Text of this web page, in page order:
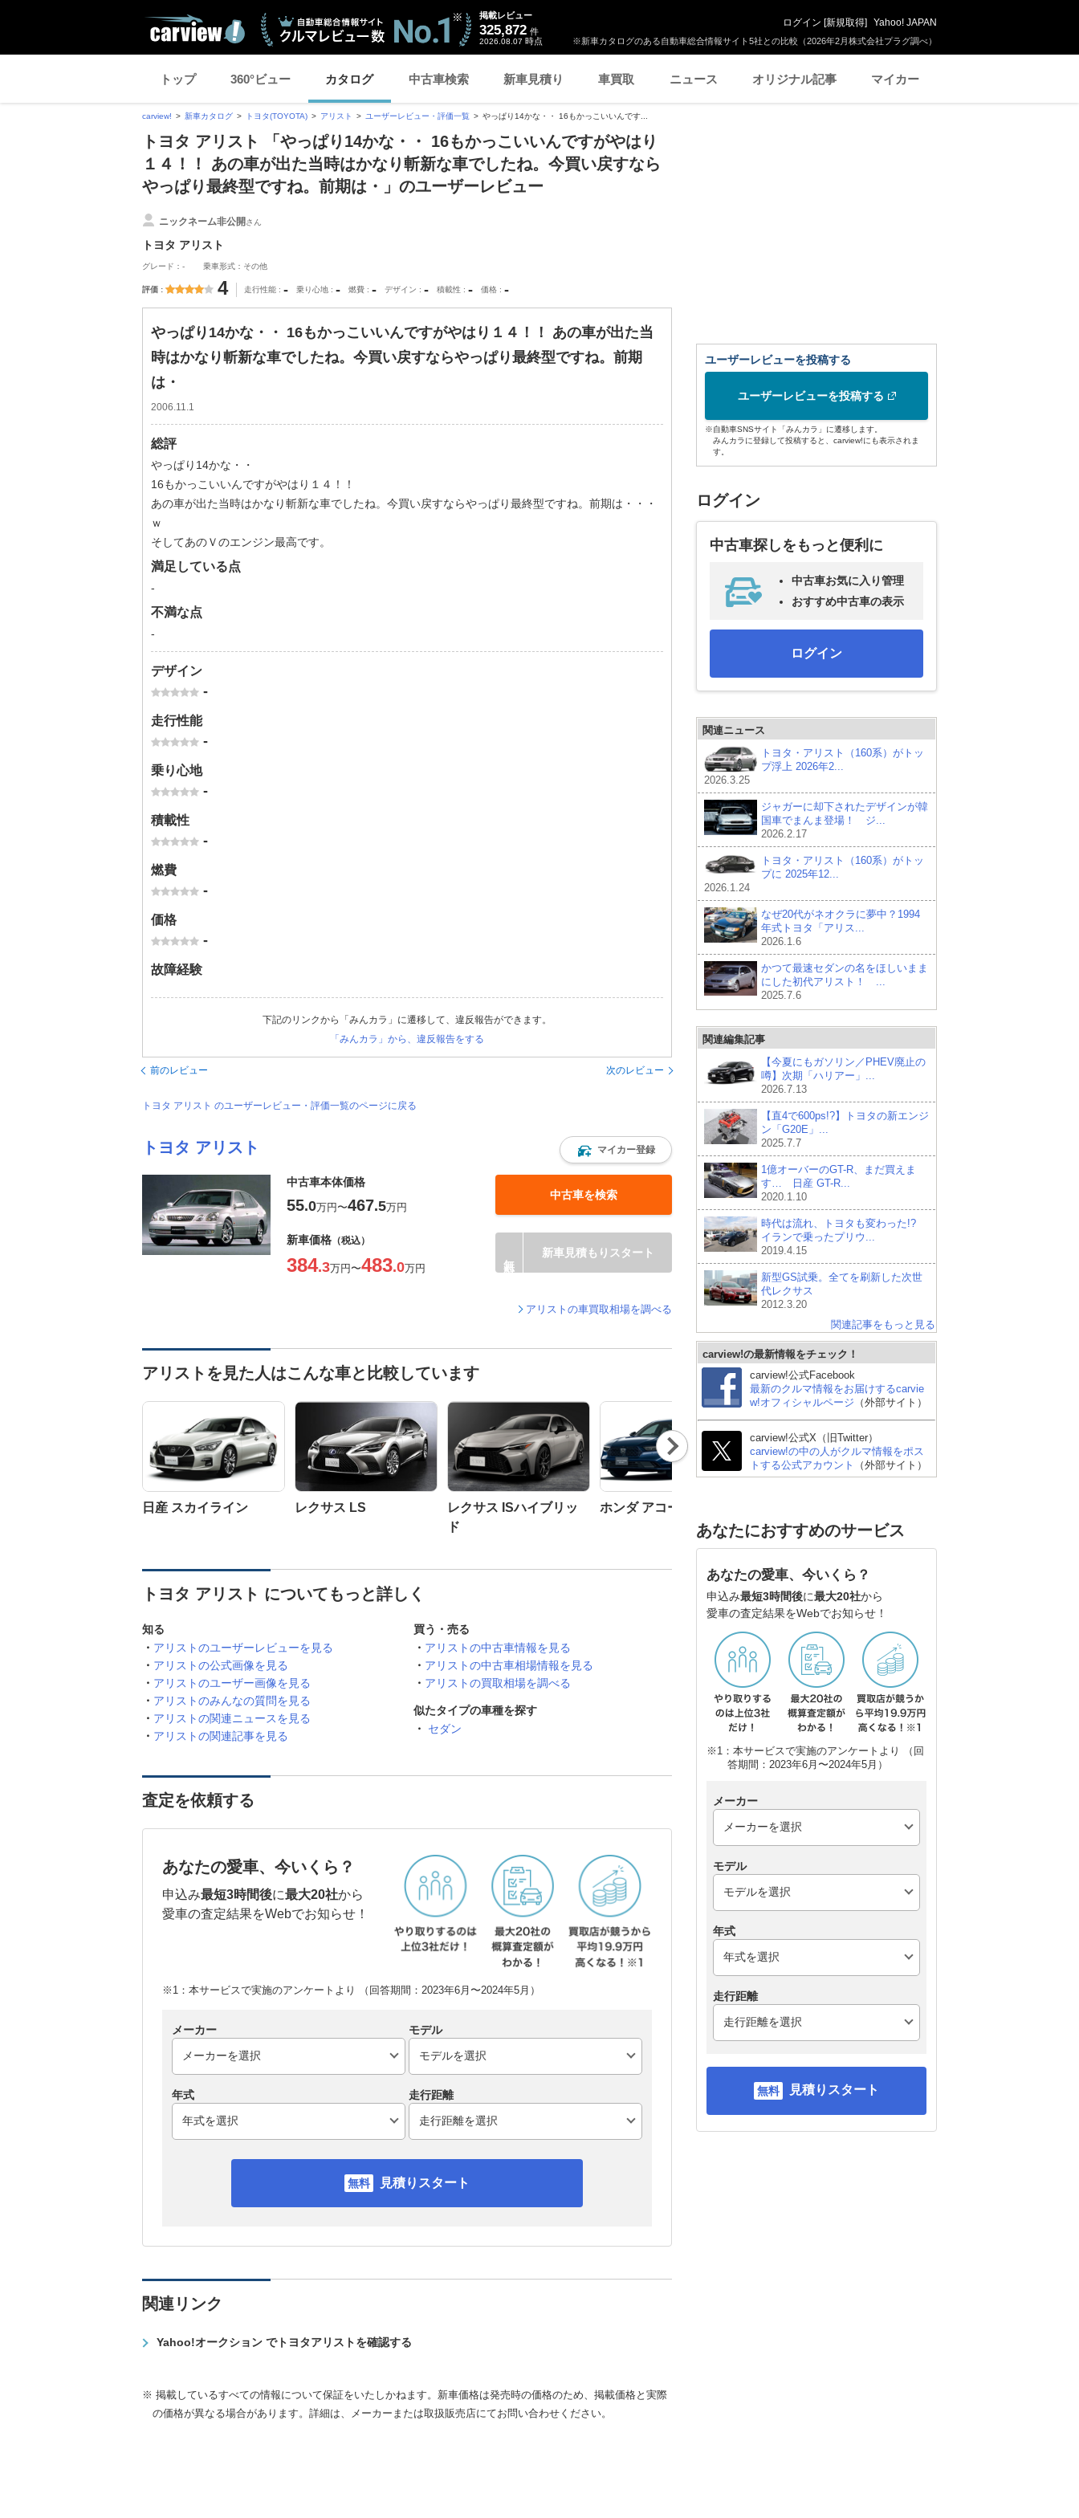
※新車カタログのある自動車総合情報サイト5社との比較（2026年2月株式会社プラグ調べ）
掲載レビュー
325,872 件
2026.08.07 時点
ログイン [新規取得] Yahoo! JAPAN
トップ 360°ビュー カタログ 中古車検索 新車見積り 車買取 ニュース オリジナル記事 マイカー
carview! 新車カタログ トヨタ(TOYOTA) アリスト ユーザーレビュー・評価一覧 やっぱり14かな・・ 16もかっこいいんです...
トヨタ アリスト 「やっぱり14かな・・ 16もかっこいいんですがやはり
１４！！ あの車が出た当時はかなり斬新な車でしたね。今買い戻すなら
やっぱり最終型ですね。前期は・」のユーザーレビュー
ニックネーム非公開さん
トヨタ アリスト
グレード：- 乗車形式：その他
評価 4 走行性能 - 乗り心地 - 燃費 - デザイン - 積載性 - 価格 -
やっぱり14かな・・ 16もかっこいいんですがやはり１４！！ あの車が出た当
時はかなり斬新な車でしたね。今買い戻すならやっぱり最終型ですね。前期
は・
2006.11.1
総評
やっぱり14かな・・
16もかっこいいんですがやはり１４！！
あの車が出た当時はかなり斬新な車でしたね。今買い戻すならやっぱり最終型ですね。前期は・・・
ｗ
そしてあのＶのエンジン最高です。
満足している点
-
不満な点
-
デザイン
-
走行性能
-
乗り心地
-
積載性
-
燃費
-
価格
-
故障経験
下記のリンクから「みんカラ」に遷移して、違反報告ができます。
「みんカラ」から、違反報告をする
前のレビュー 次のレビュー
トヨタ アリスト のユーザーレビュー・評価一覧のページに戻る
トヨタ アリスト マイカー登録
中古車本体価格
55.0万円〜467.5万円
中古車を検索
新車価格 （税込）
384.3万円〜483.0万円
新車見積もりスタート
アリストの車買取相場を調べる
アリストを見た人はこんな車と比較しています
日産 スカイライン レクサス LS
レクサス ISハイブリッ
ド
ホンダ アコード
Nex
t
トヨタ アリスト についてもっと詳しく
知る
アリストのユーザーレビューを見る
アリストの公式画像を見る
アリストのユーザー画像を見る
アリストのみんなの質問を見る
アリストの関連ニュースを見る
アリストの関連記事を見る
買う・売る
アリストの中古車情報を見る
アリストの中古車相場情報を見る
アリストの買取相場を調べる
似たタイプの車種を探す
セダン
査定を依頼する
あなたの愛車、今いくら？
申込み最短3時間後に最大20社から
愛車の査定結果をWebでお知らせ！
※1：本サービスで実施のアンケートより （回答期間：2023年6月〜2024年5月）
メーカー モデル
年式 走行距離
見積りスタート
関連リンク
Yahoo!オークション でトヨタアリストを確認する
※ 掲載しているすべての情報について保証をいたしかねます。新車価格は発売時の価格のため、掲載価格と実際
の価格が異なる場合があります。詳細は、メーカーまたは取扱販売店にてお問い合わせください。
ユーザーレビューを投稿する
ユーザーレビューを投稿する
※自動車SNSサイト「みんカラ」に遷移します。
みんカラに登録して投稿すると、carview!にも表示されま
す。
ログイン
中古車探しをもっと便利に
中古車お気に入り管理
おすすめ中古車の表示
ログイン
関連ニュース
トヨタ・アリスト（160系）がトッ
プ浮上 2026年2...
2026.3.25
ジャガーに却下されたデザインが韓
国車でまんま登場！ ジ...
2026.2.17
トヨタ・アリスト（160系）がトッ
プに 2025年12...
2026.1.24
なぜ20代がネオクラに夢中？1994
年式トヨタ「アリス...
2026.1.6
かつて最速セダンの名をほしいまま
にした初代アリスト！ ...
2025.7.6
関連編集記事
【今夏にもガソリン／PHEV廃止の
噂】次期「ハリアー」...
2026.7.13
【直4で600ps!?】トヨタの新エンジ
ン「G20E」...
2025.7.7
1億オーバーのGT-R、まだ買えま
す… 日産 GT-R...
2020.1.10
時代は流れ、トヨタも変わった!?
イランで乗ったプリウ...
2019.4.15
新型GS試乗。全てを刷新した次世
代レクサス
2012.3.20
関連記事をもっと見る
carview!の最新情報をチェック！
carview!公式Facebook
最新のクルマ情報をお届けするcarvie
w!オフィシャルページ （外部サイト）
carview!公式X（旧Twitter）
carview!の中の人がクルマ情報をポス
トする公式アカウント
（外部サイト）
あなたにおすすめのサービス
あなたの愛車、今いくら？
申込み最短3時間後に最大20社から
愛車の査定結果をWebでお知らせ！
※1：本サービスで実施のアンケートより （回
答期間：2023年6月〜2024年5月）
メーカー
モデル
年式
走行距離
見積りスタート